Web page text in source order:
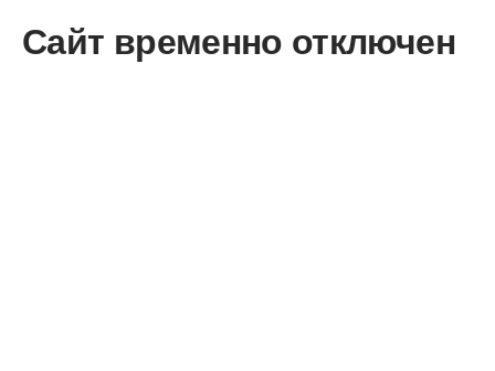
Сайт временно отключен